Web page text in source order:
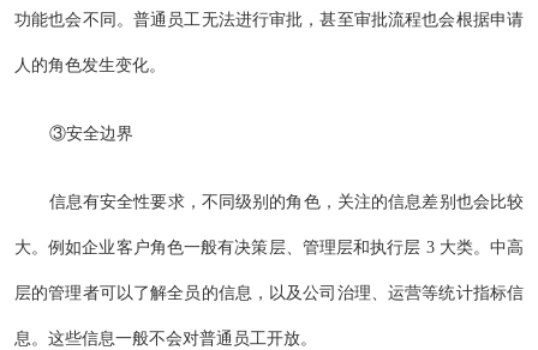
功能也会不同。普通员工无法进行审批，甚至审批流程也会根据申请
人的角色发生变化。
③安全边界
信息有安全性要求，不同级别的角色，关注的信息差别也会比较
大。例如企业客户角色一般有决策层、管理层和执行层 3 大类。中高
层的管理者可以了解全员的信息，以及公司治理、运营等统计指标信
息。这些信息一般不会对普通员工开放。